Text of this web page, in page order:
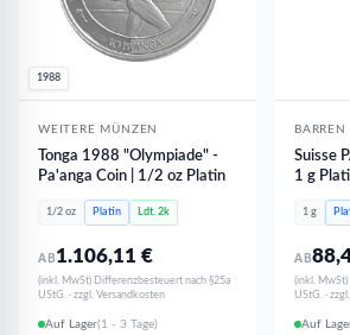
1988
WEITERE MÜNZEN
Tonga 1988 "Olympiade" -
Pa'anga Coin | 1/2 oz Platin
1/2 oz Platin Ldt. 2k
AB 1.106,11€
(inkl. MwSt) Differenzbesteuert nach §25a
UStG. · zzgl. Versandkosten
Auf Lager(1 - 3 Tage)
BARREN
Suisse
1 g
1 g
AB
(inkl.
UStG. ·
Auf